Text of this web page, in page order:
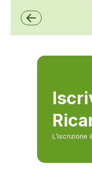
L’iscrizione